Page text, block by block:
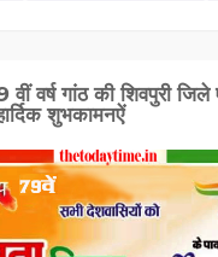
वर्ष गांठ की शिवपुरी
शुभकामनऐं